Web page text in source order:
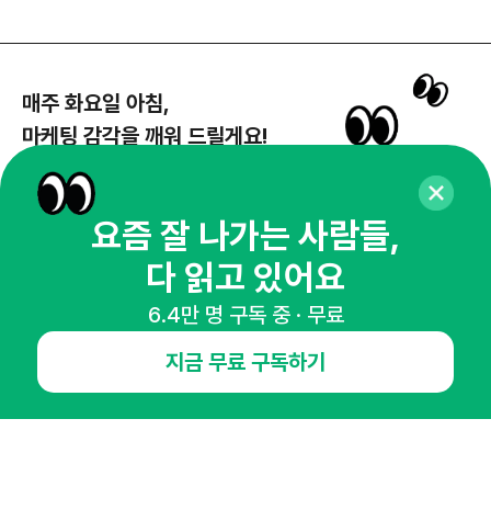
매주 화요일 아침,
마케팅 감각을 깨워 드릴게요!
뉴스레터 구독하기
오픈애즈란
요즘 잘 나가는 사람들,
다 읽고 있어요
6.4만 명 구독 중 · 무료
지금 무료 구독하기